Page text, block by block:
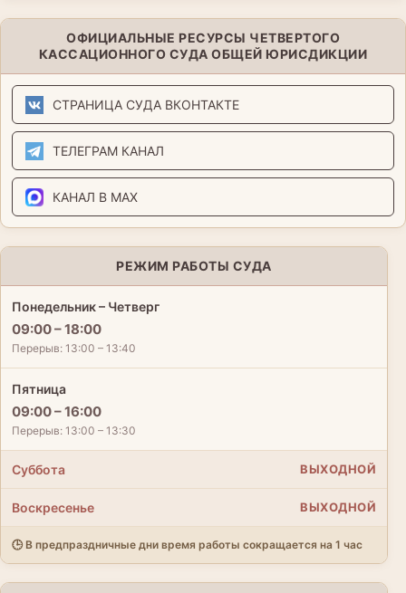
ОФИЦИАЛЬНЫЕ РЕСУРСЫ ЧЕТВЕРТОГО
КАССАЦИОННОГО СУДА ОБЩЕЙ ЮРИСДИКЦИИ
СТРАНИЦА СУДА ВКОНТАКТЕ
ТЕЛЕГРАМ КАНАЛ
КАНАЛ В MAX
РЕЖИМ РАБОТЫ СУДА
Понедельник – Четверг
09:00 – 18:00
Перерыв: 13:00 – 13:40
Пятница
09:00 – 16:00
Перерыв: 13:00 – 13:30
Суббота ВЫХОДНОЙ
Воскресенье ВЫХОДНОЙ
🕒 В предпраздничные дни время работы сокращается на 1 час